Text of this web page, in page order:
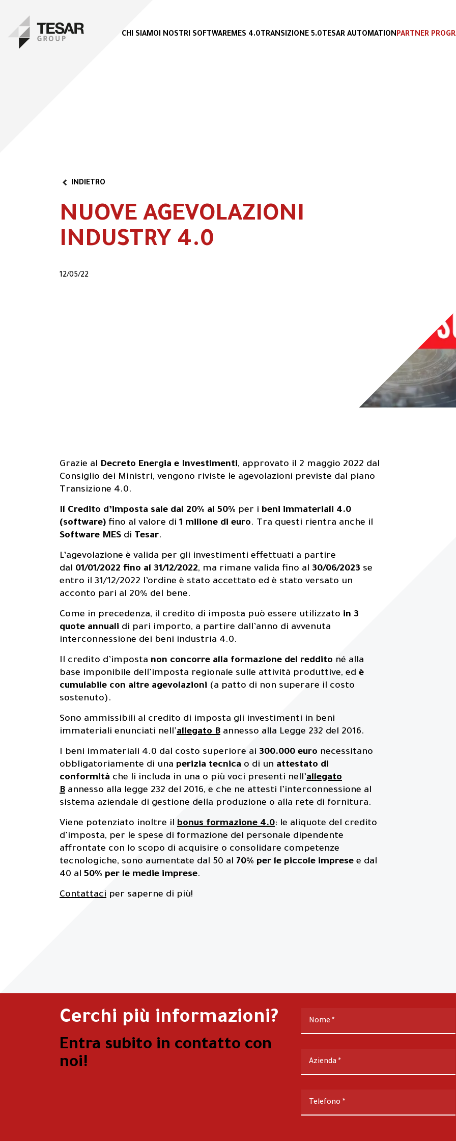
CHI SIAMOI NOSTRI SOFTWAREMES 4.0 TRANSIZIONE 5.0 TESAR AUTOMATIONPARTNER
INDIETRO
NUOVE AGEVOLAZIONI
INDUSTRY 4.0
12/05/22
Grazie al Decreto Energia e Investimenti, approvato il 2 maggio 2022 dal
Consiglio dei Ministri, vengono riviste le agevolazioni previste dal piano
Transizione 4.0.
Il Credito d’imposta sale dal 20% al 50% per i beni immateriali 4.0
(software) fino al valore di 1 milione di euro. Tra questi rientra anche il
Software MES di Tesar.
L’agevolazione è valida per gli investimenti effettuati a partire
dal 01/01/2022 fino al 31/12/2022, ma rimane valida fino al 30/06/2023 se
entro il 31/12/2022 l’ordine è stato accettato ed è stato versato un
acconto pari al 20% del bene.
Come in precedenza, il credito di imposta può essere utilizzato in 3
quote annuali di pari importo, a partire dall’anno di avvenuta
interconnessione dei beni industria 4.0.
Il credito d’imposta non concorre alla formazione del reddito né alla
base imponibile dell’imposta regionale sulle attività produttive, ed è
cumulabile con altre agevolazioni (a patto di non superare il costo
sostenuto).
Sono ammissibili al credito di imposta gli investimenti in beni
immateriali enunciati nell’allegato B annesso alla Legge 232 del 2016.
I beni immateriali 4.0 dal costo superiore ai 300.000 euro necessitano
obbligatoriamente di una perizia tecnica o di un attestato di
conformità che li includa in una o più voci presenti nell’allegato
B annesso alla legge 232 del 2016, e che ne attesti l’interconnessione al
sistema aziendale di gestione della produzione o alla rete di fornitura.
Viene potenziato inoltre il bonus formazione 4.0: le aliquote del credito
d’imposta, per le spese di formazione del personale dipendente
affrontate con lo scopo di acquisire o consolidare competenze
tecnologiche, sono aumentate dal 50 al 70% per le piccole imprese e dal
40 al 50% per le medie imprese.
Contattaci per saperne di più!
About us
Prodotti
Soluzioni
Settori
Contatti
Cerchi più informazioni?
Entra subito in contatto con
noi!
Nome *
Azienda *
Telefono *